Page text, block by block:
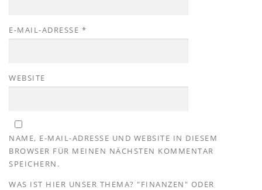
E-MAIL-ADRESSE *
WEBSITE
NAME, E-MAIL-ADRESSE UND WEBSITE IN DIESEM
BROWSER FÜR MEINEN NÄCHSTEN KOMMENTAR
SPEICHERN.
WAS IST HIER UNSER THEMA? "FINANZEN" ODER